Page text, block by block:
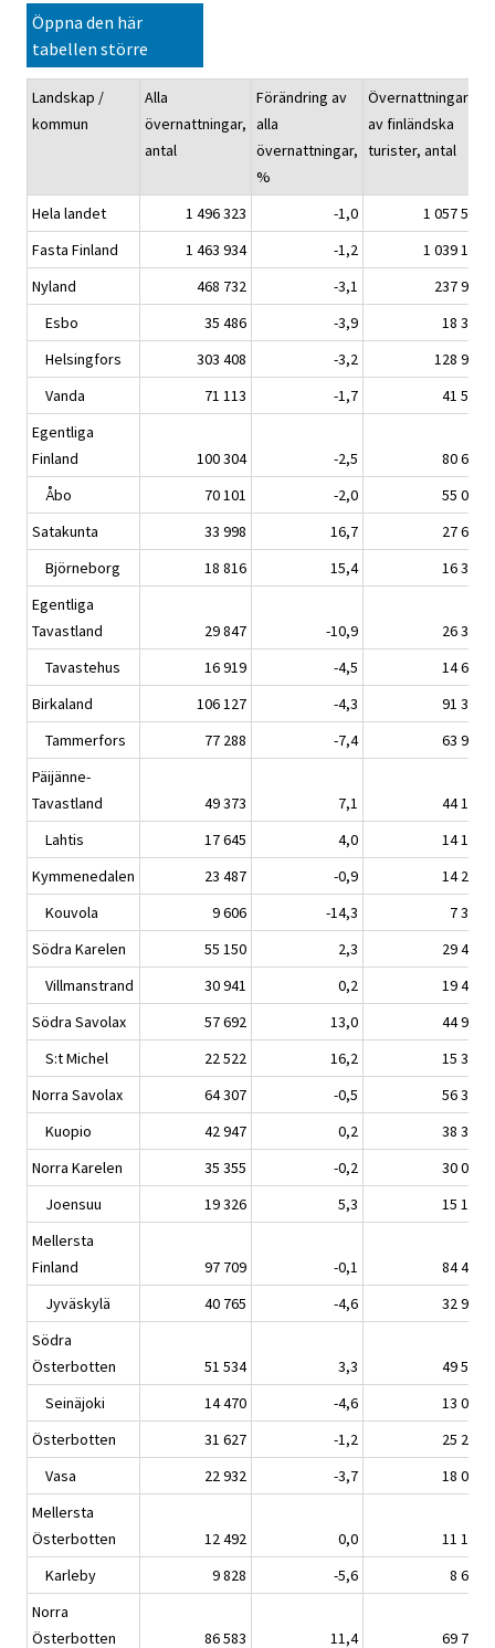
Öppna den här
tabellen större
Landskap /
kommun
Alla
övernattningar,
antal
Förändring av
alla
övernattningar,
%
Övernattningarna
av finländska
turister, antal
Hela landet
1 496 323 -1,0
1 057 581
Fasta Finland
1 463 934 -1,2
1 039 162
Nyland
468 732 -3,1
237 995
Esbo
35 486 -3,9
18 346
Helsingfors
303 408 -3,2
128 927
Vanda
71 113 -1,7
41 568
Egentliga
Finland
100 304 -2,5
80 640
Åbo
70 101 -2,0
55 079
Satakunta
33 998 16,7
27 625
Björneborg
18 816 15,4
16 357
Egentliga
Tavastland
29 847 -10,9
26 311
Tavastehus
16 919 -4,5
14 616
Birkaland
106 127 -4,3
91 318
Tammerfors
77 288 -7,4
63 978
Päijänne-
Tavastland
49 373 7,1
44 107
Lahtis
17 645 4,0
14 159
Kymmenedalen
23 487 -0,9
14 212
Kouvola
9 606 -14,3
7 307
Södra Karelen
55 150 2,3
29 416
Villmanstrand
30 941 0,2
19 450
Södra Savolax
57 692 13,0
44 986
S:t Michel
22 522 16,2
15 332
Norra Savolax
64 307 -0,5
56 315
Kuopio
42 947 0,2
38 350
Norra Karelen
35 355 -0,2
30 014
Joensuu
19 326 5,3
15 165
Mellersta
Finland
97 709 -0,1
84 403
Jyväskylä
40 765 -4,6
32 982
Södra
Österbotten
51 534 3,3
49 556
Seinäjoki
14 470 -4,6
13 088
Österbotten
31 627 -1,2
25 293
Vasa
22 932 -3,7
18 051
Mellersta
Österbotten
12 492 0,0
11 147
Karleby
9 828 -5,6
8 634
Norra
Österbotten
86 583 11,4 69 782